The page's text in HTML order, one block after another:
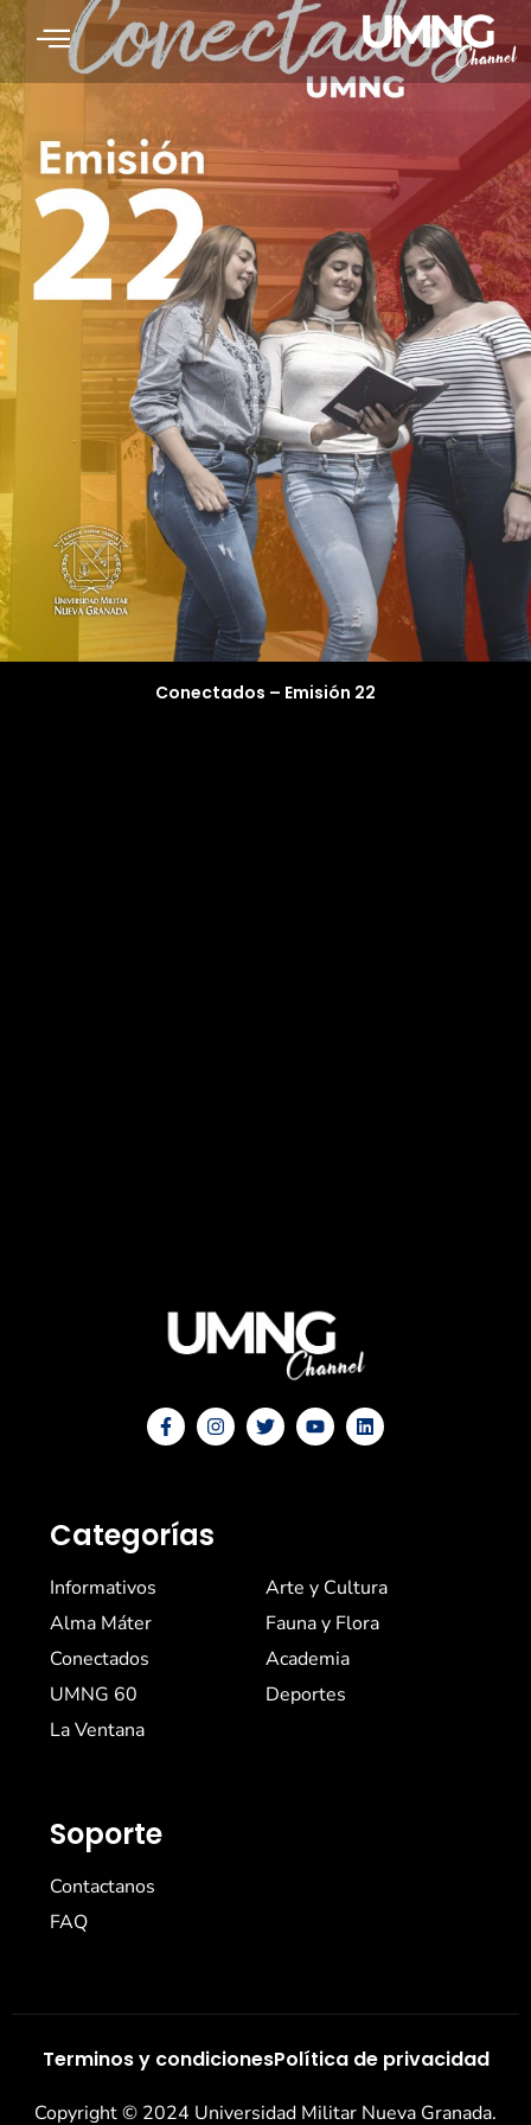
Conectados – Emisión 22
Categorías
Informativos
Alma Máter
Conectados
UMNG 60
La Ventana
Arte y Cultura
Fauna y Flora
Academia
Deportes
Soporte
Contactanos
FAQ
Terminos y condicionesPolítica de privacidad
Copyright © 2024 Universidad Militar Nueva Granada.